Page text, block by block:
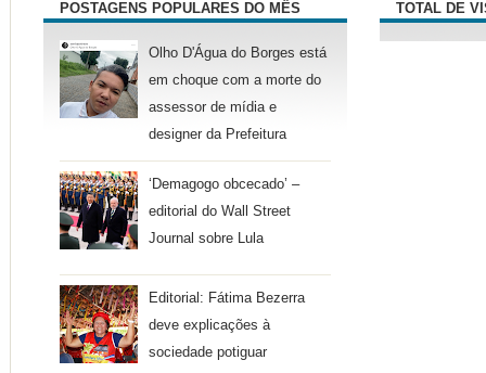
POSTAGENS POPULARES DO MÊS
Olho D'Água do Borges está
em choque com a morte do
assessor de mídia e
designer da Prefeitura
‘Demagogo obcecado’ –
editorial do Wall Street
Journal sobre Lula
Editorial: Fátima Bezerra
deve explicações à
sociedade potiguar
TOTAL DE